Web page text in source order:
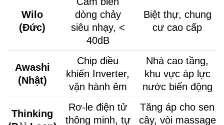
Wilo
(Đức)
dòng chảy
siêu nhạy, <
40dB
Biệt thự, chung
cư cao cấp
Awashi
(Nhật)
Chip điều
khiển Inverter,
vận hành êm
Nhà cao tầng,
khu vực áp lực
nước biến động
Thinking
Rơ-le điện tử
thông minh, tự
Tăng áp cho sen
cây, vòi massage